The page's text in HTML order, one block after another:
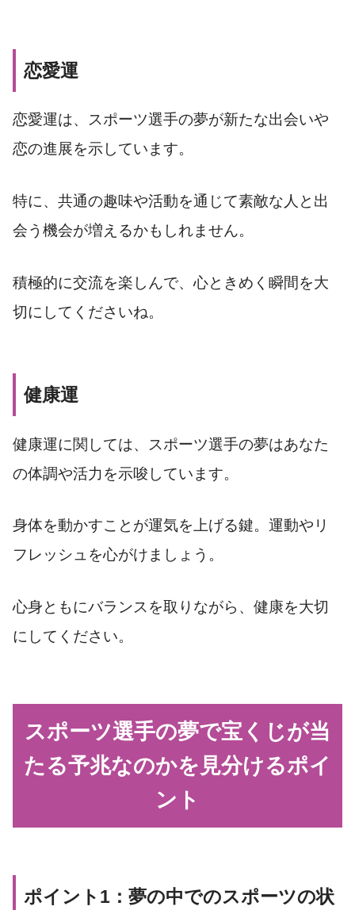
恋愛運
恋愛運は、スポーツ選手の夢が新たな出会いや
恋の進展を示しています。
特に、共通の趣味や活動を通じて素敵な人と出
会う機会が増えるかもしれません。
積極的に交流を楽しんで、心ときめく瞬間を大
切にしてくださいね。
健康運
健康運に関しては、スポーツ選手の夢はあなた
の体調や活力を示唆しています。
身体を動かすことが運気を上げる鍵。運動やリ
フレッシュを心がけましょう。
心身ともにバランスを取りながら、健康を大切
にしてください。
スポーツ選手の夢で宝くじが当
たる予兆なのかを見分けるポイ
ント
ポイント1：夢の中でのスポーツの状